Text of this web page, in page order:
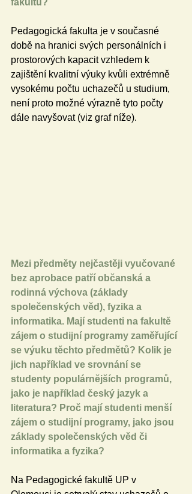
fakultu?
Pedagogická fakulta je v současné
době na hranici svých personálních i
prostorových kapacit vzhledem k
zajištění kvalitní výuky kvůli extrémně
vysokému počtu uchazečů u studium,
není proto možné výrazně tyto počty
dále navyšovat (viz graf níže).
Mezi předměty nejčastěji vyučované
bez aprobace patří občanská a
rodinná výchova (základy
společenských věd), fyzika a
informatika. Mají studenti na fakultě
zájem o studijní programy zaměřující
se výuku těchto předmětů? Kolik je
jich například ve srovnání se
studenty populárnějších programů,
jako je například český jazyk a
literatura? Proč mají studenti menší
zájem o studijní programy, jako jsou
základy společenských věd či
informatika a fyzika?
Na Pedagogické fakultě UP v